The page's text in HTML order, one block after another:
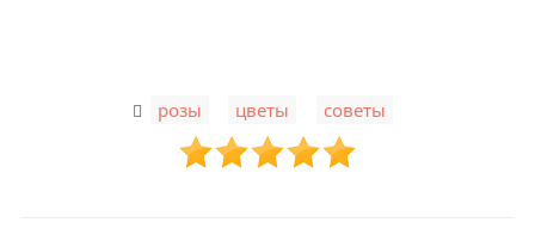
розы цветы советы